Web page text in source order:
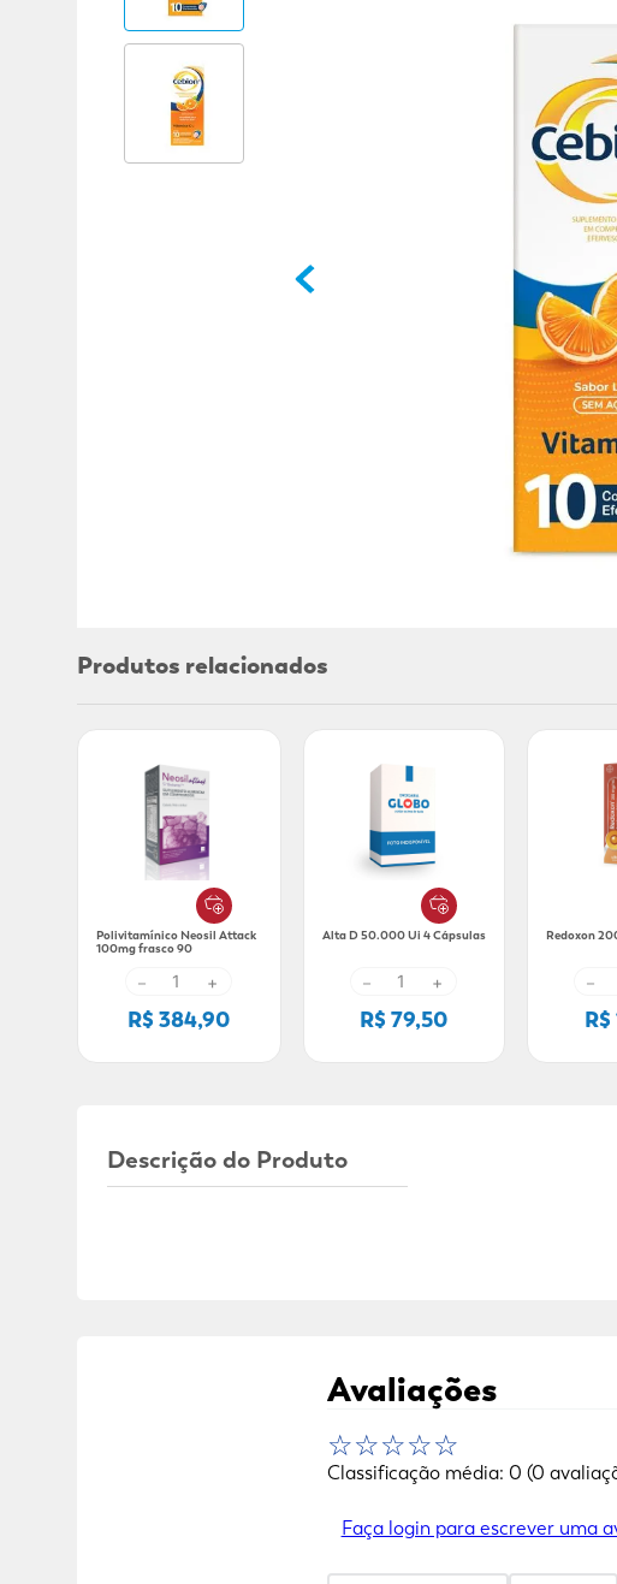
Adicional
Adicional
Produtos relacionados
Polivitamínico Neosil Attack
100mg frasco 90
－ +
R$ 384,90
Alta D 50.000 Ui 4 Cápsulas
－ +
R$ 79,50
Redoxon
－
Descrição do Produto
Avaliações
☆☆☆☆☆
Classificação média: 0 (0
Faça login para escrever uma